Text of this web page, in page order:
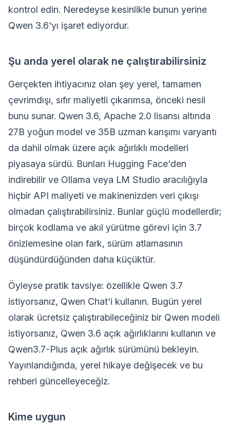
kontrol edin. Neredeyse kesinlikle bunun yerine
Qwen 3.6'yı işaret ediyordur.
Şu anda yerel olarak ne çalıştırabilirsiniz
Gerçekten ihtiyacınız olan şey yerel, tamamen
çevrimdışı, sıfır maliyetli çıkarımsa, önceki nesil
bunu sunar. Qwen 3.6, Apache 2.0 lisansı altında
27B yoğun model ve 35B uzman karışımı varyantı
da dahil olmak üzere açık ağırlıklı modelleri
piyasaya sürdü. Bunları Hugging Face'den
indirebilir ve Ollama veya LM Studio aracılığıyla
hiçbir API maliyeti ve makinenizden veri çıkışı
olmadan çalıştırabilirsiniz. Bunlar güçlü modellerdir;
birçok kodlama ve akıl yürütme görevi için 3.7
önizlemesine olan fark, sürüm atlamasının
düşündürdüğünden daha küçüktür.
Öyleyse pratik tavsiye: özellikle Qwen 3.7
istiyorsanız, Qwen Chat'i kullanın. Bugün yerel
olarak ücretsiz çalıştırabileceğiniz bir Qwen modeli
istiyorsanız, Qwen 3.6 açık ağırlıklarını kullanın ve
Qwen3.7-Plus açık ağırlık sürümünü bekleyin.
Yayınlandığında, yerel hikaye değişecek ve bu
rehberi güncelleyeceğiz.
Kime uygun